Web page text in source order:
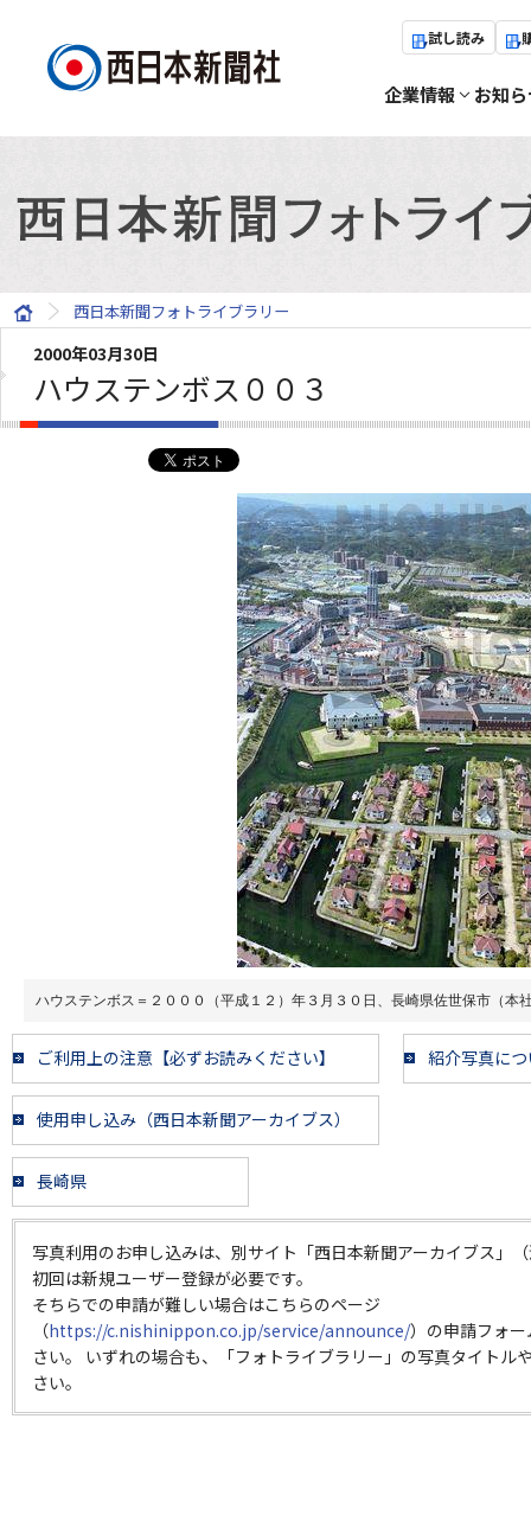
試し読み
企業情報 お知
西日本新聞フォトライブラリー
2000年03月30日
ハウステンボス００３
ハウステンボス＝２０００（平成１２）年３月３０日、長崎県佐世保市（本
ご利用上の注意【必ずお読みください】 紹介写真に
使用申し込み（西日本新聞アーカイブス）
長崎県
写真利用のお申し込みは、別サイト「西日本新聞アーカイブス」
初回は新規ユーザー登録が必要です。
そちらでの申請が難しい場合はこちらのページ
（https://c.nishinippon.co.jp/service/announce/）の申請フォ
さい。 いずれの場合も、「フォトライブラリー」の写真タイトル
さい。